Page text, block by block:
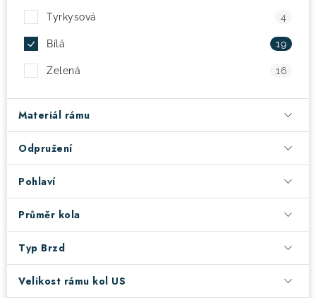
Tyrkysová 4
Bílá 19
Zelená 16
Materiál rámu
Odpružení
Pohlaví
Průměr kola
Typ Brzd
Velikost rámu kol US